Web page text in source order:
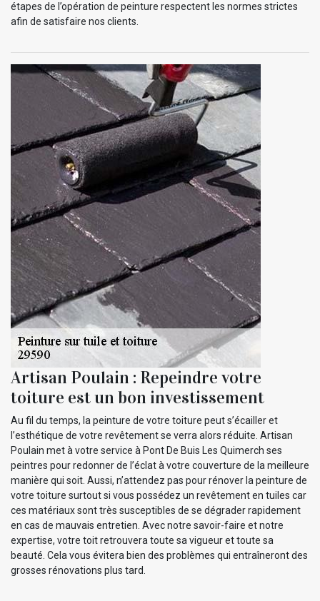
étapes de l’opération de peinture respectent les normes strictes
afin de satisfaire nos clients.
Artisan Poulain : Repeindre votre
toiture est un bon investissement
Au fil du temps, la peinture de votre toiture peut s’écailler et
l’esthétique de votre revêtement se verra alors réduite. Artisan
Poulain met à votre service à Pont De Buis Les Quimerch ses
peintres pour redonner de l’éclat à votre couverture de la meilleure
manière qui soit. Aussi, n’attendez pas pour rénover la peinture de
votre toiture surtout si vous possédez un revêtement en tuiles car
ces matériaux sont très susceptibles de se dégrader rapidement
en cas de mauvais entretien. Avec notre savoir-faire et notre
expertise, votre toit retrouvera toute sa vigueur et toute sa
beauté. Cela vous évitera bien des problèmes qui entraîneront des
grosses rénovations plus tard.